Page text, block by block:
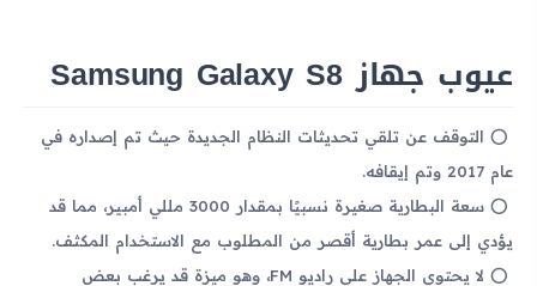
عيوب جهاز Samsung Galaxy S8
التوقف عن تلقي تحديثات النظام الجديدة حيث تم إصداره في
عام 2017 وتم إيقافه.
سعة البطارية صغيرة نسبيًا بمقدار 3000 مللي أمبير، مما قد
يؤدي إلى عمر بطارية أقصر من المطلوب مع الاستخدام المكثف.
لا يحتوي الجهاز على راديو FM، وهو ميزة قد يرغب بعض